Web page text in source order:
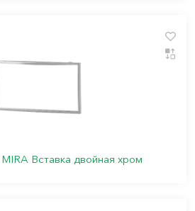
Вставка двойная хром